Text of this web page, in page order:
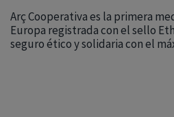
Arç Cooperativa es la primera
Europa registrada con el sello
seguro ético y solidaria con el